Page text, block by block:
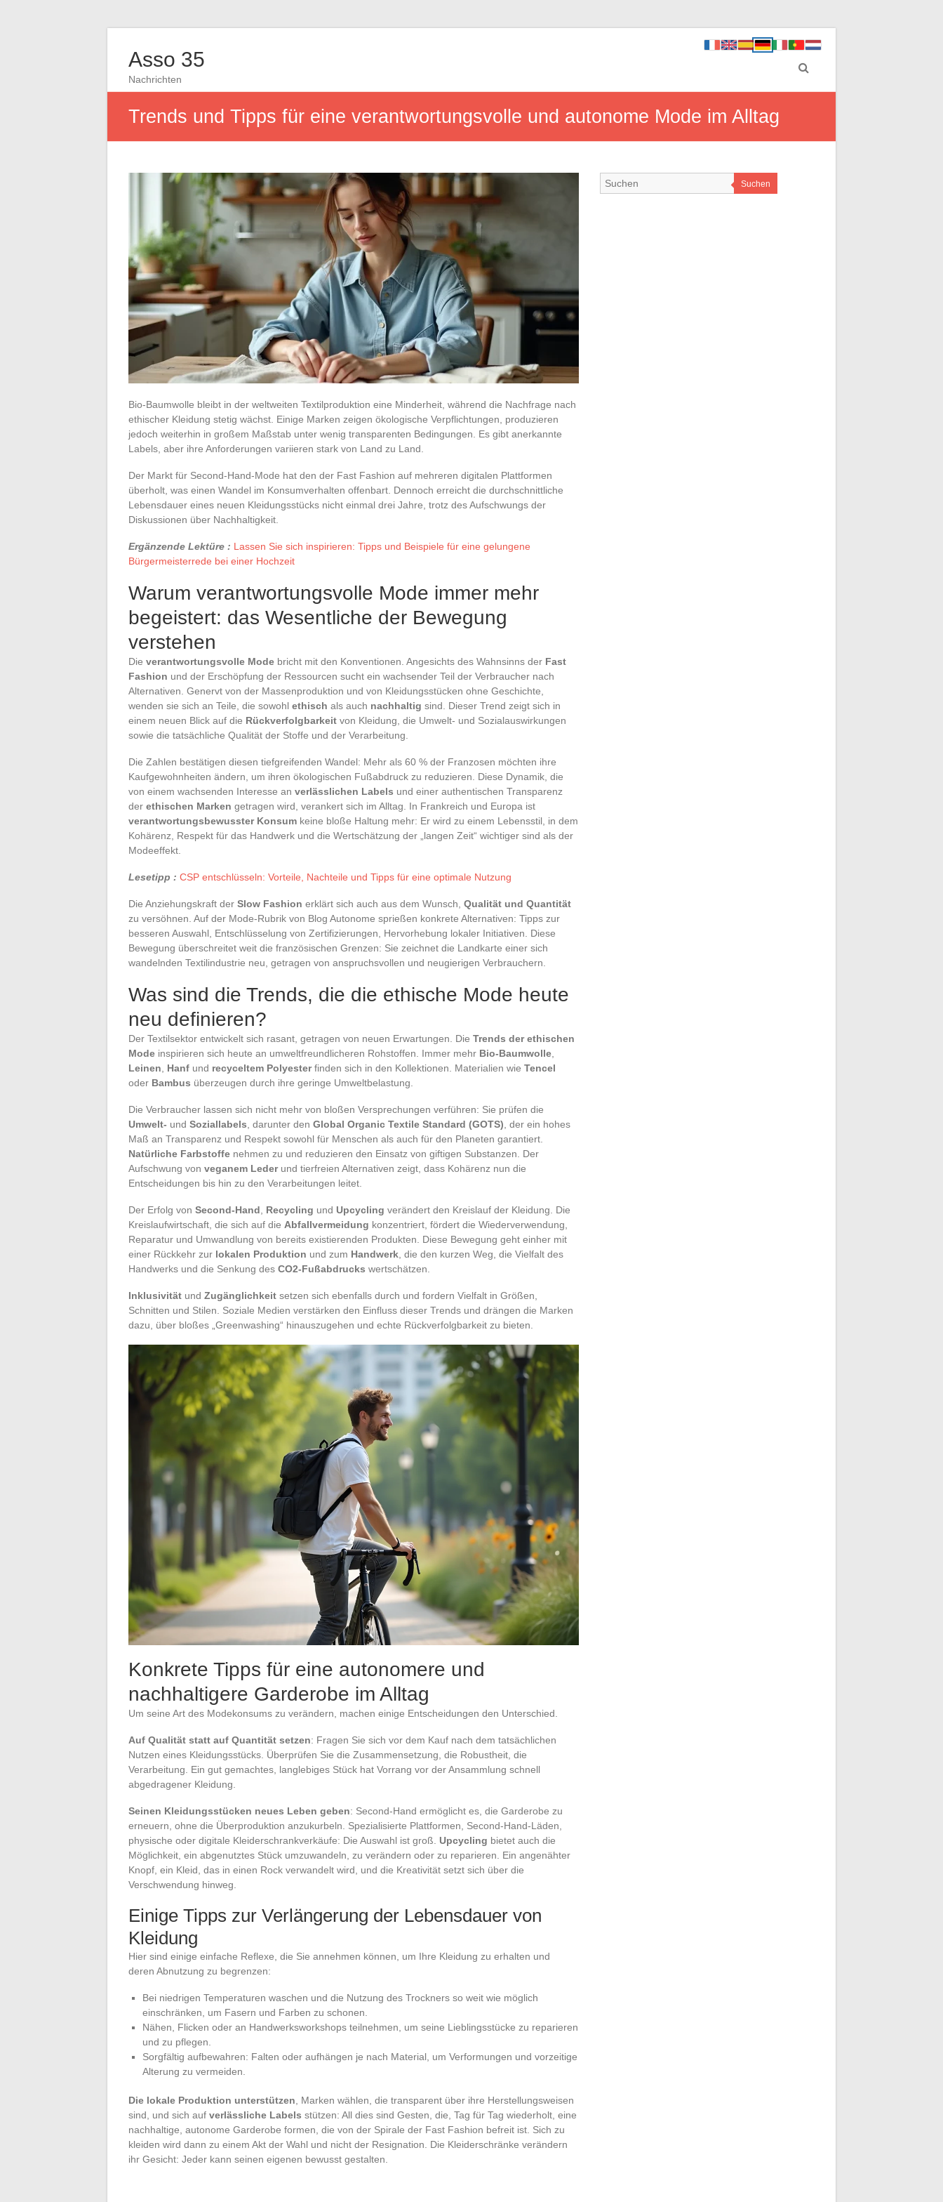
Asso 35
Nachrichten
Trends und Tipps für eine verantwortungsvolle und autonome Mode im Alltag
Bio-Baumwolle bleibt in der weltweiten Textilproduktion eine Minderheit, während die Nachfrage nach
ethischer Kleidung stetig wächst. Einige Marken zeigen ökologische Verpflichtungen, produzieren
jedoch weiterhin in großem Maßstab unter wenig transparenten Bedingungen. Es gibt anerkannte
Labels, aber ihre Anforderungen variieren stark von Land zu Land.
Der Markt für Second-Hand-Mode hat den der Fast Fashion auf mehreren digitalen Plattformen
überholt, was einen Wandel im Konsumverhalten offenbart. Dennoch erreicht die durchschnittliche
Lebensdauer eines neuen Kleidungsstücks nicht einmal drei Jahre, trotz des Aufschwungs der
Diskussionen über Nachhaltigkeit.
Ergänzende Lektüre : Lassen Sie sich inspirieren: Tipps und Beispiele für eine gelungene
Bürgermeisterrede bei einer Hochzeit
Warum verantwortungsvolle Mode immer mehr
begeistert: das Wesentliche der Bewegung
verstehen
Die verantwortungsvolle Mode bricht mit den Konventionen. Angesichts des Wahnsinns der Fast
Fashion und der Erschöpfung der Ressourcen sucht ein wachsender Teil der Verbraucher nach
Alternativen. Genervt von der Massenproduktion und von Kleidungsstücken ohne Geschichte,
wenden sie sich an Teile, die sowohl ethisch als auch nachhaltig sind. Dieser Trend zeigt sich in
einem neuen Blick auf die Rückverfolgbarkeit von Kleidung, die Umwelt- und Sozialauswirkungen
sowie die tatsächliche Qualität der Stoffe und der Verarbeitung.
Die Zahlen bestätigen diesen tiefgreifenden Wandel: Mehr als 60 % der Franzosen möchten ihre
Kaufgewohnheiten ändern, um ihren ökologischen Fußabdruck zu reduzieren. Diese Dynamik, die
von einem wachsenden Interesse an verlässlichen Labels und einer authentischen Transparenz
der ethischen Marken getragen wird, verankert sich im Alltag. In Frankreich und Europa ist
verantwortungsbewusster Konsum keine bloße Haltung mehr: Er wird zu einem Lebensstil, in dem
Kohärenz, Respekt für das Handwerk und die Wertschätzung der „langen Zeit“ wichtiger sind als der
Modeeffekt.
Lesetipp : CSP entschlüsseln: Vorteile, Nachteile und Tipps für eine optimale Nutzung
Die Anziehungskraft der Slow Fashion erklärt sich auch aus dem Wunsch, Qualität und Quantität
zu versöhnen. Auf der Mode-Rubrik von Blog Autonome sprießen konkrete Alternativen: Tipps zur
besseren Auswahl, Entschlüsselung von Zertifizierungen, Hervorhebung lokaler Initiativen. Diese
Bewegung überschreitet weit die französischen Grenzen: Sie zeichnet die Landkarte einer sich
wandelnden Textilindustrie neu, getragen von anspruchsvollen und neugierigen Verbrauchern.
Was sind die Trends, die die ethische Mode heute
neu definieren?
Der Textilsektor entwickelt sich rasant, getragen von neuen Erwartungen. Die Trends der ethischen
Mode inspirieren sich heute an umweltfreundlicheren Rohstoffen. Immer mehr Bio-Baumwolle
Leinen
Hanf und recyceltem Polyesterfinden sich in den Kollektionen. Materialien wie Tencel
oder Bambus überzeugen durch ihre geringe Umweltbelastung.
Die Verbraucher lassen sich nicht mehr von bloßen Versprechungen verführen: Sie prüfen die
Umwelt- und Soziallabels , darunter den Global Organic Textile Standard (GOTS) , der ein hohes
Maß an Transparenz und Respekt sowohl für Menschen als auch für den Planeten garantiert.
Natürliche Farbstoffe nehmen zu und reduzieren den Einsatz von giftigen Substanzen. Der
Aufschwung von veganem Lederund tierfreien Alternativen zeigt, dass Kohärenz nun die
Entscheidungen bis hin zu den Verarbeitungen leitet.
Der Erfolg von Second-Hand Recycling und Upcycling verändert den Kreislauf der Kleidung. Die
Kreislaufwirtschaft, die sich auf die Abfallvermeidung konzentriert, fördert die Wiederverwendung,
Reparatur und Umwandlung von bereits existierenden Produkten. Diese Bewegung geht einher mit
einer Rückkehr zur lokalen Produktion und zum Handwerk , die den kurzen Weg, die Vielfalt des
Handwerks und die Senkung des CO2-Fußabdrucks wertschätzen.
Inklusivität und Zugänglichkeit setzen sich ebenfalls durch und fordern Vielfalt in Größen,
Schnitten und Stilen. Soziale Medien verstärken den Einfluss dieser Trends und drängen die Marken
dazu, über bloßes „Greenwashing“ hinauszugehen und echte Rückverfolgbarkeit zu bieten.
Konkrete Tipps für eine autonomere und
nachhaltigere Garderobe im Alltag
Um seine Art des Modekonsums zu verändern, machen einige Entscheidungen den Unterschied.
Auf Qualität statt auf Quantität setzen: Fragen Sie sich vor dem Kauf nach dem tatsächlichen
Nutzen eines Kleidungsstücks. Überprüfen Sie die Zusammensetzung, die Robustheit, die
Verarbeitung. Ein gut gemachtes, langlebiges Stück hat Vorrang vor der Ansammlung schnell
abgedragener Kleidung.
Seinen Kleidungsstücken neues Leben geben: Second-Hand ermöglicht es, die Garderobe zu
erneuern, ohne die Überproduktion anzukurbeln. Spezialisierte Plattformen, Second-Hand-Läden,
physische oder digitale Kleiderschrankverkäufe: Die Auswahl ist groß. Upcycling bietet auch die
Möglichkeit, ein abgenutztes Stück umzuwandeln, zu verändern oder zu reparieren. Ein angenähter
Knopf, ein Kleid, das in einen Rock verwandelt wird, und die Kreativität setzt sich über die
Verschwendung hinweg.
Einige Tipps zur Verlängerung der Lebensdauer von
Kleidung
Hier sind einige einfache Reflexe, die Sie annehmen können, um Ihre Kleidung zu erhalten und
deren Abnutzung zu begrenzen:
Bei niedrigen Temperaturen waschen und die Nutzung des Trockners so weit wie möglich
einschränken, um Fasern und Farben zu schonen.
Nähen, Flicken oder an Handwerksworkshops teilnehmen, um seine Lieblingsstücke zu reparieren
und zu pflegen.
Sorgfältig aufbewahren: Falten oder aufhängen je nach Material, um Verformungen und vorzeitige
Alterung zu vermeiden.
Die lokale Produktion unterstützen , Marken wählen, die transparent über ihre Herstellungsweisen
sind, und sich auf verlässliche Labels stützen: All dies sind Gesten, die, Tag für Tag wiederholt, eine
nachhaltige, autonome Garderobe formen, die von der Spirale der Fast Fashion befreit ist. Sich zu
kleiden wird dann zu einem Akt der Wahl und nicht der Resignation. Die Kleiderschränke verändern
ihr Gesicht: Jeder kann seinen eigenen bewusst gestalten.
Suchen